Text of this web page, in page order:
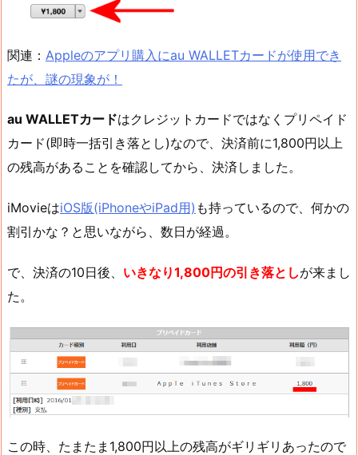
関連： Appleのアプリ購入にau WALLETカードが使用でき
たが、謎の現象が！
au WALLETカードはクレジットカードではなくプリペイド
カード(即時一括引き落とし)なので、決済前に1,800円以上
の残高があることを確認してから、決済しました。
iMovieはiOS版(iPhoneやiPad用) も持っているので、何かの
割引かな？と思いながら、数日が経過。
で、決済の10日後、 いきなり1,800円の引き落としが来まし
た。
この時、たまたま1,800円以上の残高がギリギリあったので